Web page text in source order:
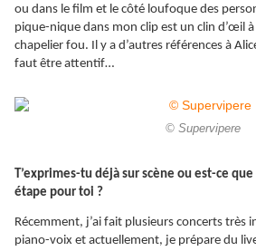
ou dans le film et le côté loufoque des
pique-nique dans mon clip est un clin d’œil à
chapelier fou. Il y a d’autres références à
faut être attentif…
© Supervipere
T’exprimes-tu déjà sur scène ou est-ce
étape pour toi ?
Récemment, j’ai fait plusieurs concerts très
piano-voix et actuellement, je prépare du